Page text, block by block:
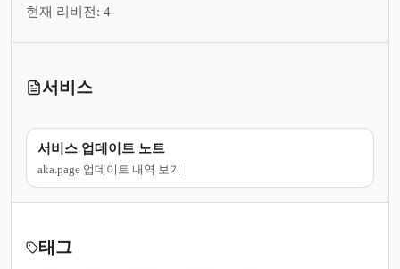
현재 리비전: 4
서비스
서비스 업데이트 노트
aka.page 업데이트 내역 보기
태그